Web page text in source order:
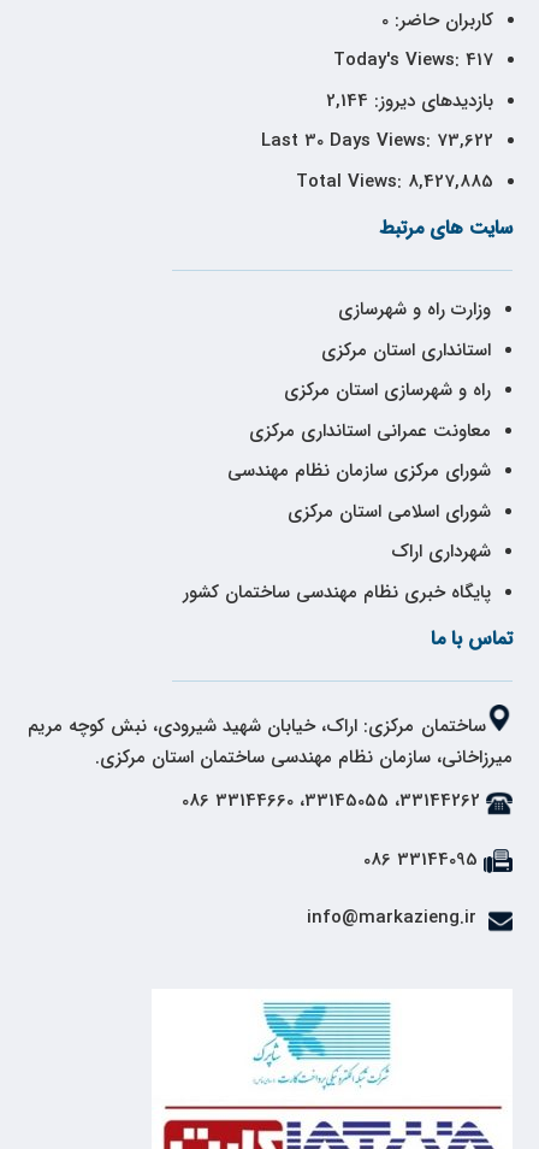
کاربران حاضر:0
Today's Views: 417
بازدیدهای دیروز: 2,144
Last 30 Days Views: 73,622
Total Views: 8,427,885
سایت های مرتبط
وزارت راه و شهرسازی
استانداری استان مرکزی
راه و شهرسازی استان مرکزی
معاونت عمرانی استانداری مرکزی
شورای مرکزی سازمان نظام مهندسی
شورای اسلامی استان مرکزی
شهرداری اراک
پایگاه خبری نظام مهندسی ساختمان کشور
تماس با ما
ساختمان مرکزی: اراک، خیابان شهید شیرودی، نبش کوچه مریم
میرزاخانی، سازمان نظام مهندسی ساختمان استان مرکزی.
33144262، 33145055، 33144660 086
33144095 086